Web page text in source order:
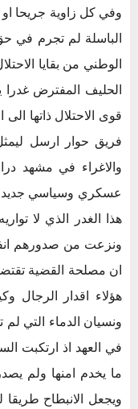
وفي كل زاوية جريحا
الباسلة لم تجرم في
الوطني من بقايا
الحليف المفترض غدرا
قوى الاحتلال ذاتها
فريق حوار ارسل ليمثل
والاغراء في مشهد
عسكري وسياسي جديد
هذا الغدر الذي لا
ونزعت من صدورهم
ان مصلحة القضية
هؤلاء اقدار
ونسيان الدماء التي
في العهد اذ ارتكبت
ما يخدم امنها ولم
ويجعل الانبطاح